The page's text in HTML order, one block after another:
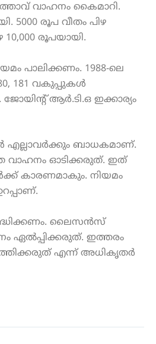
വാഹനം കൈമാറി.
5000 രൂപ വീതം പിഴ
രൂപയായി.
പാലിക്കണം. 1988-ലെ
181 വകുപ്പുകൾ
ആർ.ടി.ഒ ഇക്കാര്യം
എല്ലാവർക്കും ബാധകമാണ്.
ഓടിക്കരുത്. ഇത്
കാരണമാകും. നിയമം
ലൈസൻസ്
ഏൽപ്പിക്കരുത്. ഇത്തരം
എന്ന് അധികൃതർ